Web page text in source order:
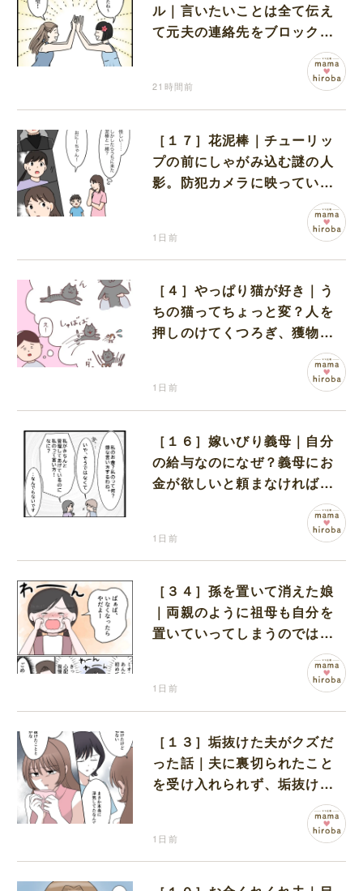
ル｜言いたいことは全て伝え
て元夫の連絡先をブロック。
離婚できた喜びを噛みしめる
21時間前
［１７］花泥棒｜チューリッ
プの前にしゃがみ込む謎の人
影。防犯カメラに映っていた
1日前
［４］やっぱり猫が好き｜う
ちの猫ってちょっと変？人を
押しのけてくつろぎ、獲物に
も物怖じしない鋼のハート
1日前
［１６］嫁いびり義母｜自分
の給与なのになぜ？義母にお
金が欲しいと頼まなければな
1日前
［３４］孫を置いて消えた娘
｜両親のように祖母も自分を
置いていってしまうのでは？
と怯えて泣く孫に心が痛む
1日前
［１３］垢抜けた夫がクズだ
った話｜夫に裏切られたこと
を受け入れられず、垢抜けた
ことが関係しているのかと嘆
1日前